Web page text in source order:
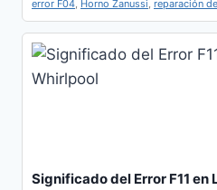
error F04, Horno Zanussi, reparación
Significado del Error F11